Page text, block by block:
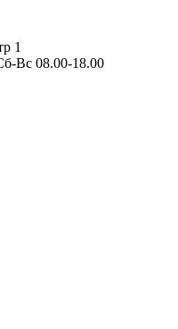
1
Вс 08.00-18.00